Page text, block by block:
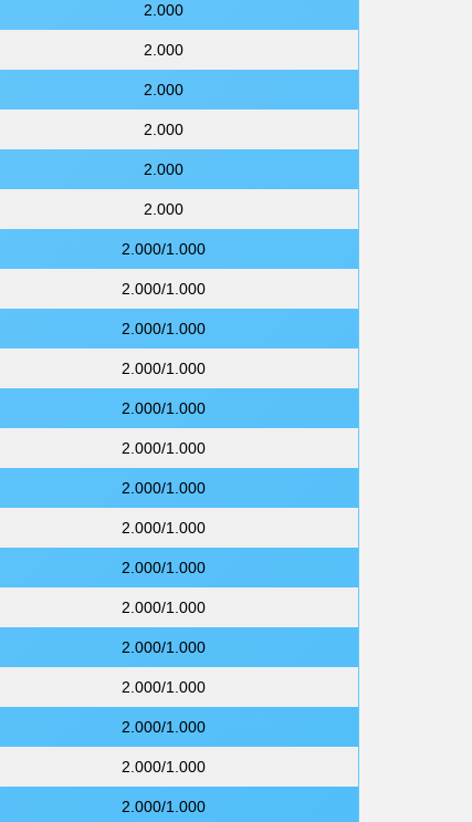
2.000
2.000
2.000
2.000
2.000
2.000
2.000/1.000
2.000/1.000
2.000/1.000
2.000/1.000
2.000/1.000
2.000/1.000
2.000/1.000
2.000/1.000
2.000/1.000
2.000/1.000
2.000/1.000
2.000/1.000
2.000/1.000
2.000/1.000
2.000/1.000